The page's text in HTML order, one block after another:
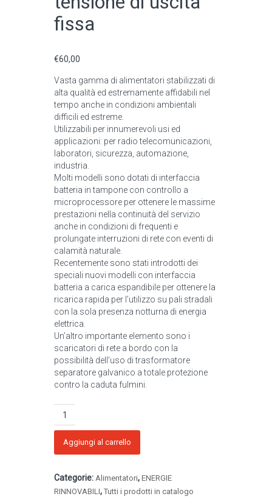
fissa
€60,00
Vasta gamma di alimentatori stabilizzati di
alta qualità ed estremamente affidabili nel
tempo anche in condizioni ambientali
difficili ed estreme.
Utilizzabili per innumerevoli usi ed
applicazioni: per radio telecomunicazioni,
laboratori, sicurezza, automazione,
industria.
Molti modelli sono dotati di interfaccia
batteria in tampone con controllo a
microprocessore per ottenere le massime
prestazioni nella continuità del servizio
anche in condizioni di frequenti e
prolungate interruzioni di rete con eventi di
calamità naturale.
Recentemente sono stati introdotti dei
speciali nuovi modelli con interfaccia
batteria a carica espandibile per ottenere la
ricarica rapida per l’utilizzo su pali stradali
con la sola presenza notturna di energia
elettrica.
Un’altro importante elemento sono i
scaricatori di rete a bordo con la
possibilità dell’uso di trasformatore
separatore galvanico a totale protezione
contro la caduta fulmini.
Alimentatori
P107A
lineari
con
tensione
uscita
fissa
Aggiungi al carrello
Categorie: Alimentatori, ENERGIE
RINNOVABILI, Tutti i prodotti in catalogo